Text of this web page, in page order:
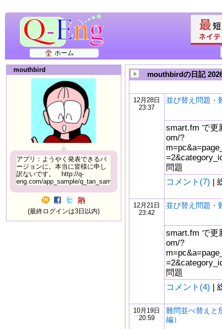
ホーム
mouthbird
アプリ：ようやく発表できるバ
ージョンに。本当に皆様に申し
訳ないです。 http://q-
eng.com/app_sample/q_tan_sample06.html
(最終ログインは3日以内)
mouthbirdの日記
12月28日
23:37
並び替え問題・
smart.fm で更
om/?
問題
コメント(7) |
12月21日
23:42
並び替え問題・
smart.fm で更
om/?
問題
コメント(4) |
10月19日
20:59
難問並べ替えと
編）